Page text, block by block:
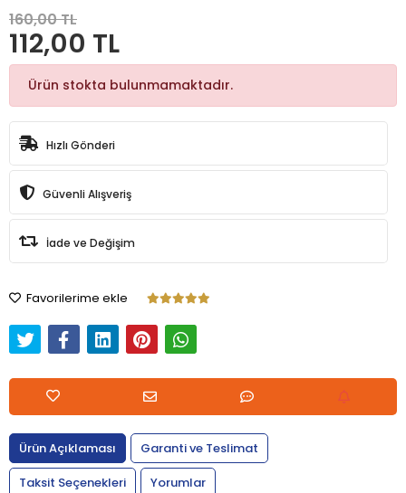
160,00 TL
112,00 TL
Ürün stokta bulunmamaktadır.
Hızlı Gönderi
Güvenli Alışveriş
İade ve Değişim
Favorilerime ekle
Ürün Açıklaması
Garanti ve Teslimat
Taksit Seçenekleri
Yorumlar